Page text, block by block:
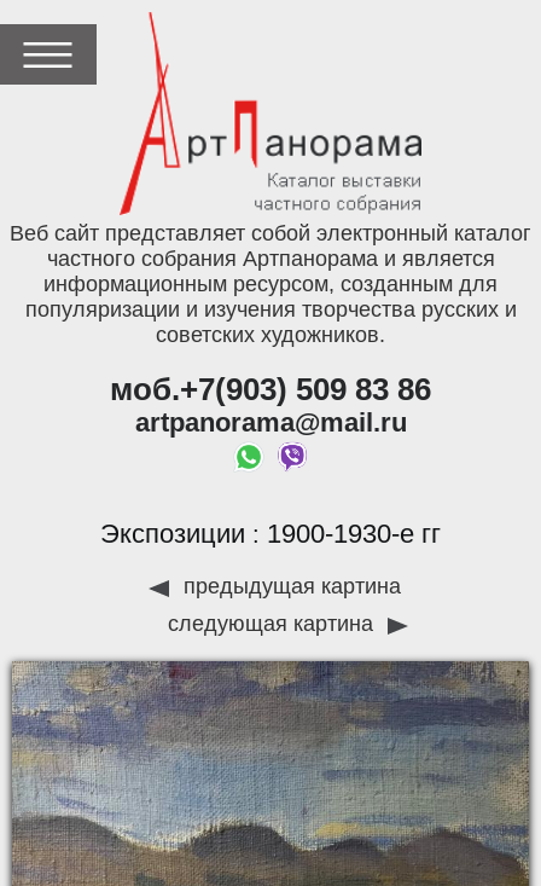
Веб сайт представляет собой электронный каталог
частного собрания Артпанорама и является
информационным ресурсом, созданным для
популяризации и изучения творчества русских и
советских художников.
моб.+7(903) 509 83 86
artpanorama@mail.ru
Экспозиции : 1900-1930-е гг
предыдущая картина
следующая картина